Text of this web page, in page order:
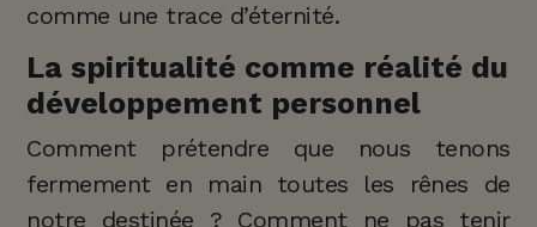
comme une trace d’éternité.
La spiritualité comme réalité du
développement personnel
Comment prétendre que nous tenons
fermement en main toutes les rênes de
notre destinée ? Comment ne pas tenir